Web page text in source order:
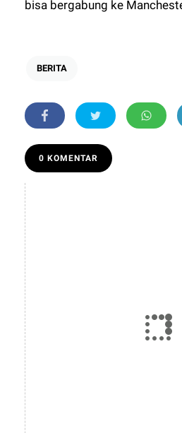
bisa bergabung ke
BERITA
0 KOMENTAR